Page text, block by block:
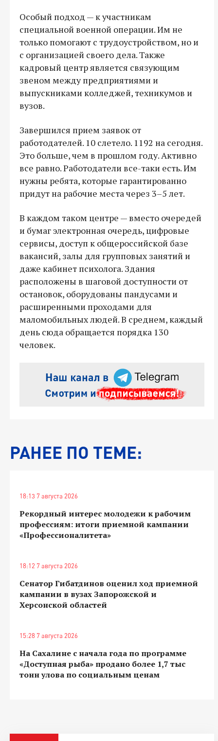
Особый подход — к участникам
специальной военной операции. Им не
только помогают с трудоустройством, но и
с организацией своего дела. Также
кадровый центр является связующим
звеном между предприятиями и
выпускниками колледжей, техникумов и
вузов.
Завершился прием заявок от
работодателей. 10 слетело. 1192 на сегодня.
Это больше, чем в прошлом году. Активно
все равно. Работодатели все-таки есть. Им
нужны ребята, которые гарантированно
придут на рабочие места через 3–5 лет.
В каждом таком центре — вместо очередей
и бумаг электронная очередь, цифровые
сервисы, доступ к общероссийской базе
вакансий, залы для групповых занятий и
даже кабинет психолога. Здания
расположены в шаговой доступности от
остановок, оборудованы пандусами и
расширенными проходами для
маломобильных людей. В среднем, каждый
день сюда обращается порядка 130
человек.
РАНЕЕ ПО ТЕМЕ:
18:13 7 августа 2026
Рекордный интерес молодежи к рабочим
профессиям: итоги приемной кампании
«Профессионалитета»
18:12 7 августа 2026
Сенатор Гибатдинов оценил ход приемной
кампании в вузах Запорожской и
Херсонской областей
15:28 7 августа 2026
На Сахалине с начала года по программе
«Доступная рыба» продано более 1,7 тыс
тонн улова по социальным ценам